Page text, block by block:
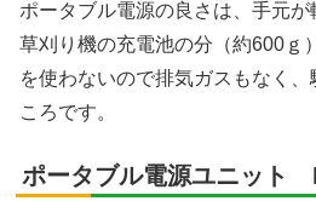
ポータブル電源の良さは、手元
草刈り機の充電池の分（約600ｇ
を使わないので排気ガスもなく
ころです。
ポータブル電源ユニット